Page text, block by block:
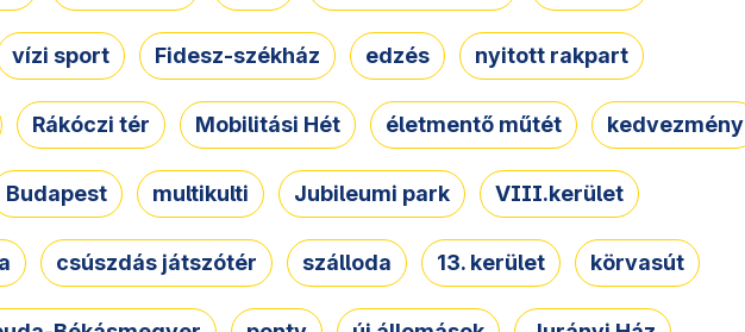
vízi sport Fidesz-székház edzés nyitott rakpart
Rákóczi tér Mobilitási Hét életmentő műtét kedvezmény
Budapest multikulti Jubileumi park VIII.kerület
csúszdás játszótér szálloda 13. kerület körvasút